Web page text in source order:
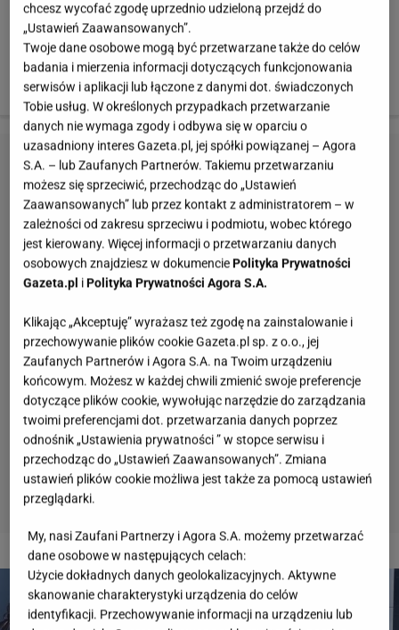
porodach wygląda naprawdę fenomenalnie.
Prezenterka nie tylko zdrowo się odżywia, ale również
mocno pracuje na siłowni pod okiem trenera
personalnego.
2 z 6
chcesz wycofać zgodę uprzednio udzieloną przejdź do
„Ustawień Zaawansowanych”.
Twoje dane osobowe mogą być przetwarzane także do celów
badania i mierzenia informacji dotyczących funkcjonowania
serwisów i aplikacji lub łączone z danymi dot. świadczonych
Tobie usług. W określonych przypadkach przetwarzanie
danych nie wymaga zgody i odbywa się w oparciu o
uzasadniony interes Gazeta.pl, jej spółki powiązanej – Agora
S.A. – lub Zaufanych Partnerów. Takiemu przetwarzaniu
możesz się sprzeciwić, przechodząc do „Ustawień
Zaawansowanych” lub przez kontakt z administratorem – w
zależności od zakresu sprzeciwu i podmiotu, wobec którego
jest kierowany. Więcej informacji o przetwarzaniu danych
osobowych znajdziesz w dokumenciePolityka Prywatności
Gazeta.pl iPolityka Prywatności Agora S.A.
Klikając „Akceptuję” wyrażasz też zgodę na zainstalowanie i
przechowywanie plików cookie Gazeta.pl sp. z o.o., jej
Zaufanych Partnerów i Agora S.A. na Twoim urządzeniu
końcowym. Możesz w każdej chwili zmienić swoje preferencje
dotyczące plików cookie, wywołując narzędzie do zarządzania
twoimi preferencjami dot. przetwarzania danych poprzez
odnośnik „Ustawienia prywatności ” w stopce serwisu i
przechodząc do „Ustawień Zaawansowanych”. Zmiana
ustawień plików cookie możliwa jest także za pomocą ustawień
przeglądarki.
My, nasi Zaufani Partnerzy i Agora S.A. możemy przetwarzać
dane osobowe w następujących celach:
Użycie dokładnych danych geolokalizacyjnych. Aktywne
skanowanie charakterystyki urządzenia do celów
identyfikacji. Przechowywanie informacji na urządzeniu lub